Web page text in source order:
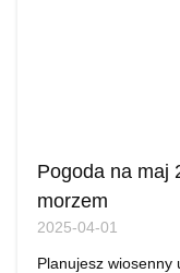
Pogoda na maj
morzem
2025-04-01
Planujesz wiosenny